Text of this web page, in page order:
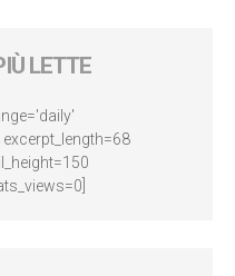
LETTE